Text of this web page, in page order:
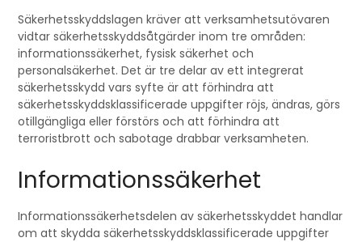
Säkerhetsskyddslagen kräver att verksamhetsutövaren
vidtar säkerhetsskyddsåtgärder inom tre områden:
informationssäkerhet, fysisk säkerhet och
personalsäkerhet. Det är tre delar av ett integrerat
säkerhetsskydd vars syfte är att förhindra att
säkerhetsskyddsklassificerade uppgifter röjs, ändras, görs
otillgängliga eller förstörs och att förhindra att
terroristbrott och sabotage drabbar verksamheten.
Informationssäkerhet
Informationssäkerhetsdelen av säkerhetsskyddet handlar
om att skydda säkerhetsskyddsklassificerade uppgifter